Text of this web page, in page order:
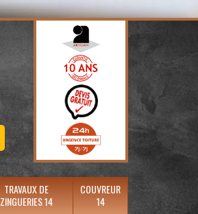
TRAVAUX DE
ZINGUERIES 14
COUVREUR
14